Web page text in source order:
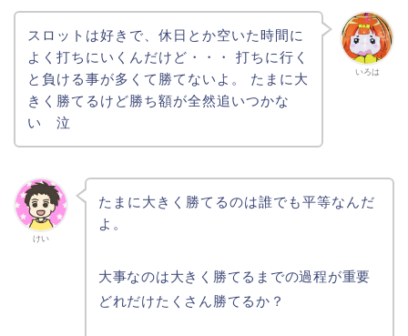
いろは
スロットは好きで、休日とか空いた時間に
よく打ちにいくんだけど・・・ 打ちに行く
と負ける事が多くて勝てないよ。 たまに大
きく勝てるけど勝ち額が全然追いつかな
い 泣
けい
たまに大きく勝てるのは誰でも平等なんだ
よ。
大事なのは大きく勝てるまでの過程が重要
どれだけたくさん勝てるか？